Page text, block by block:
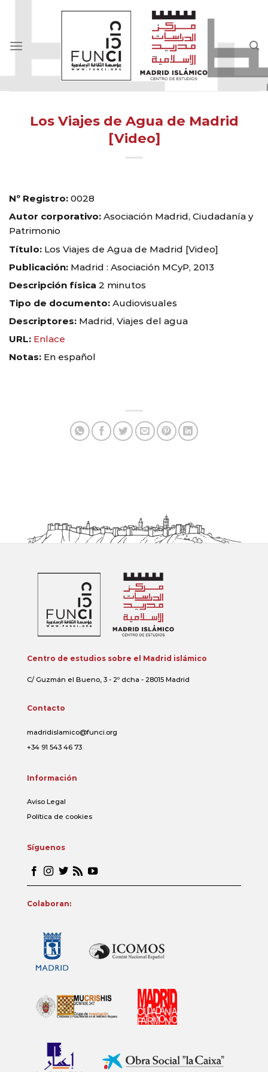
Los Viajes de Agua de Madrid
[Video]
Nº Registro: 0028
Autor corporativo: Asociación Madrid, Ciudadanía y
Patrimonio
Título: Los Viajes de Agua de Madrid [Video]
Publicación: Madrid : Asociación MCyP, 2013
Descripción física 2 minutos
Tipo de documento: Audiovisuales
Descriptores: Madrid, Viajes del agua
URL: Enlace
Notas: En español
Centro de estudios sobre el Madrid islámico
C/ Guzmán el Bueno, 3 - 2º dcha - 28015 Madrid
Contacto
madridislamico@funci.org
+34 91 543 46 73
Información
Aviso Legal
Política de cookies
Síguenos
Colaboran: